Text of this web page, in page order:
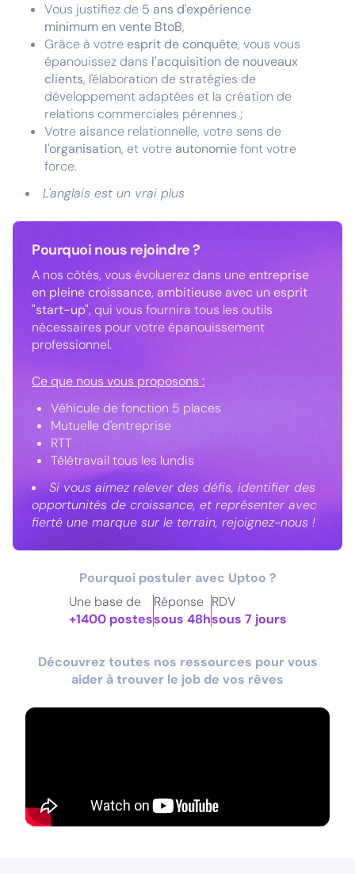
Vous justifiez de 5 ans d'expérience
minimum en vente BtoB,
Grâce à votre esprit de conquête, vous vous
épanouissez dans l'acquisition de nouveaux
clients, l'élaboration de stratégies de
développement adaptées et la création de
relations commerciales pérennes ;
Votre aisance relationnelle, votre sens de
l'organisation, et votre autonomiefont votre
force.
L'anglais est un vrai plus
Pourquoi nous rejoindre ?
A nos côtés, vous évoluerez dans uneentreprise
en pleine croissance, ambitieuse avec un esprit
"start-up", qui vous fournira tous les outils
nécessaires pour votre épanouissement
professionnel.
Ce que nous vous proposons :
Véhicule de fonction 5 places
Mutuelle d'entreprise
RTT
Télétravail tous les lundis
Si vous aimez relever des défis, identifier des
opportunités de croissance, et représenter avec
fierté une marque sur le terrain, rejoignez-nous !
Pourquoi postuler avec Uptoo ?
Une base de
+1400 postes
Réponse
sous 48h
RDV
sous 7 jours
Découvrez toutes nos ressources pour vous
aider à trouver le job de vos rêves